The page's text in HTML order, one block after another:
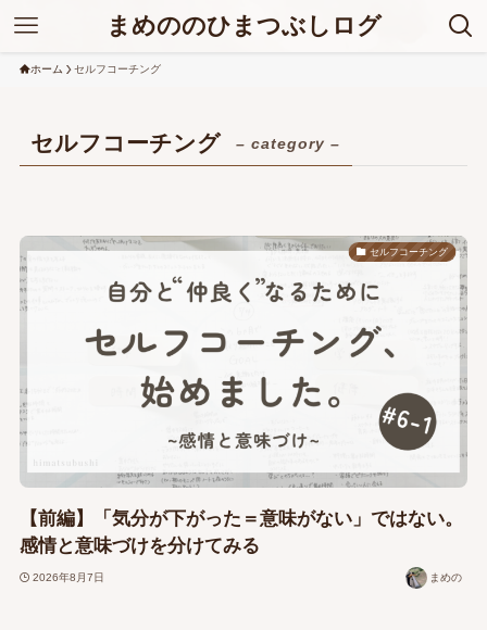
まめののひまつぶしログ
ホーム セルフコーチング
セルフコーチング – category –
セルフコーチング
【前編】「気分が下がった＝意味がない」ではない。
感情と意味づけを分けてみる
2026年8月7日 まめの